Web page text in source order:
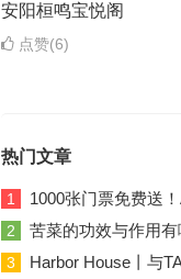
安阳桓鸣宝悦阁
点赞(6)
热门文章
1 1000张门票免费送
2 苦菜的功效与作用
3 Harbor House丨与